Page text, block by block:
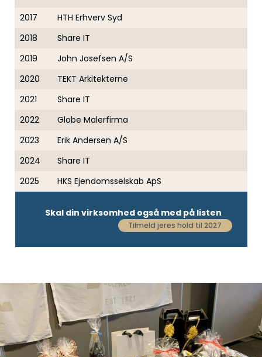
2017
HTH Erhverv Syd
2018
Share IT
2019
John Josefsen A/S
2020
TEKT Arkitekterne
2021
Share IT
2022
Globe Malerfirma
2023
Erik Andersen A/S
2024
Share IT
2025
HKS Ejendomsselskab ApS
Skal din virksomhed også med på listen
Tilmeld jeres hold til 2027